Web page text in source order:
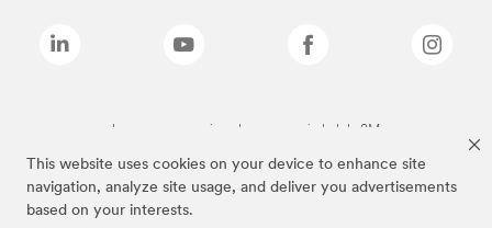
This website uses cookies on your device to enhance site
navigation, analyze site usage, and deliver you advertisements
based on your interests.
Las marcas mencionadas son propiedad de 3M